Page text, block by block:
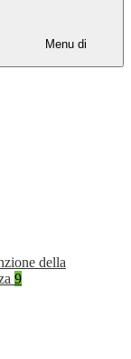
Menu di
della
9